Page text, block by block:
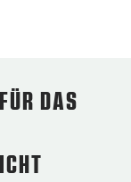
DAS